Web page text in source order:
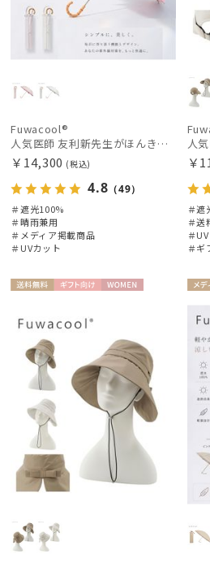
DAKS
フロータス
FURLA
フルラ
Fuwacool®
フワクール®
グレイシー
HANWAY
HIROKO KOSHINO
ヒロコ コシノ
LANVIN COLLECTION
ランバン コレクション
LANVIN en Bleu
ランバン オン ブルー
MACKINTOSH
Fuwacool®
人気医師 友利新先生がほんきで作った”絶対に忘れない誰でも日傘” エレガント派のバンブーフリル【晴雨兼用折日傘】フワクール® (Fuwacool®) 雨の日OK 軽量 遮光100% UV100％
￥14,300 (税込)
4.8 （49）
＃遮光100%
＃晴雨兼用
＃メディア掲載商品
＃UVカット
￥
＃遮
＃送
＃
＃ギ
料
載